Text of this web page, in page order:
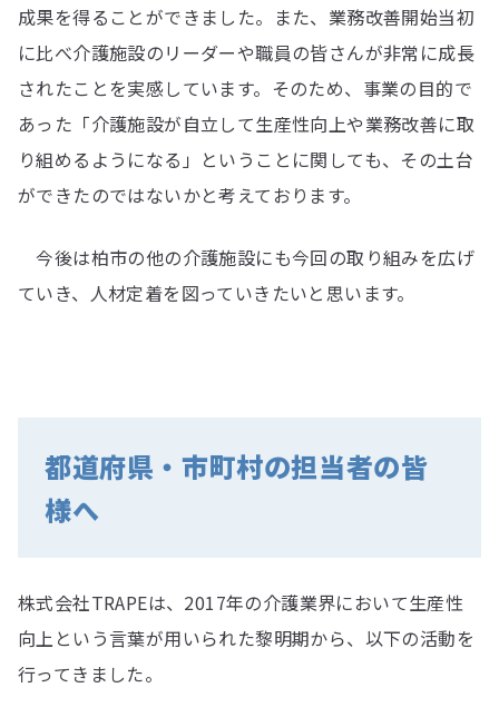
成果を得ることができました。また、業務改善開始当初
に比べ介護施設のリーダーや職員の皆さんが非常に成長
されたことを実感しています。そのため、事業の目的で
あった「介護施設が自立して生産性向上や業務改善に取
り組めるようになる」ということに関しても、その土台
ができたのではないかと考えております。
今後は柏市の他の介護施設にも今回の取り組みを広げ
ていき、人材定着を図っていきたいと思います。
都道府県・市町村の担当者の皆
様へ
株式会社TRAPEは、2017年の介護業界において生産性
向上という言葉が用いられた黎明期から、以下の活動を
行ってきました。